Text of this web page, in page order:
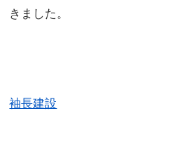
きました。
袖長建設